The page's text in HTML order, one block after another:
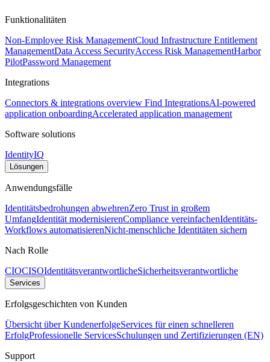
Funktionalitäten
Non-Employee Risk ManagementCloud Infrastructure Entitlement
ManagementData Access SecurityAccess Risk ManagementHarbor
PilotPassword Management
Integrations
Connectors & integrations overview Find IntegrationsAI-powered
application onboardingAccelerated application management
Software solutions
IdentityIQ
Lösungen
Anwendungsfälle
Identitätsbedrohungen abwehrenZero Trust in großem
UmfangIdentität modernisierenCompliance vereinfachenIdentitäts-
Workflows automatisierenNicht-menschliche Identitäten sichern
Nach Rolle
CIOCISOIdentitätsverantwortlicheSicherheitsverantwortliche
Services
Erfolgsgeschichten von Kunden
Übersicht über KundenerfolgeServices für einen schnelleren
ErfolgProfessionelle ServicesSchulungen und Zertifizierungen (EN)
Support